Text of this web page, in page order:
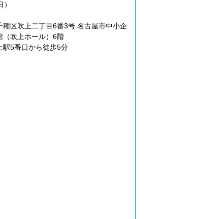
種区吹上二丁目6番3号 名古屋市中小企
（吹上ホール）6階
駅5番口から徒歩5分